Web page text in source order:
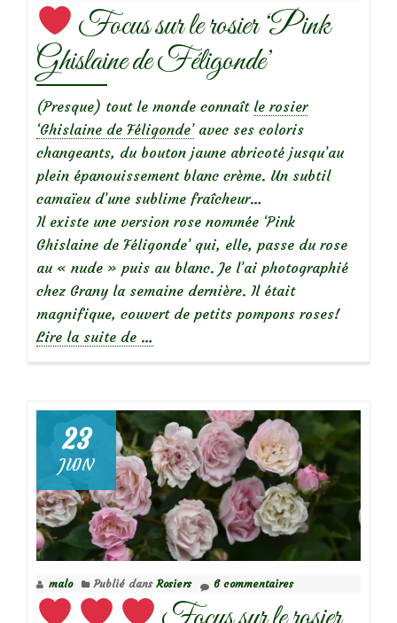
Focus sur le rosier ‘Pink
Ghislaine de Féligonde’
(Presque) tout le monde connaît le rosier
‘Ghislaine de Féligonde’avec ses coloris
changeants, du bouton jaune abricoté jusqu’au
plein épanouissement blanc crème. Un subtil
camaïeu d’une sublime fraîcheur…
Il existe une version rose nommée ‘Pink
Ghislaine de Féligonde’ qui, elle, passe du rose
au « nude » puis au blanc. Je l’ai photographié
chez Grany la semaine dernière. Il était
magnifique, couvert de petits pompons roses!
Lire la suite de
Focus
sur
le
rosier
‘Pink
Ghislaine
de
Féligonde’
…
23
JUIN
malo Publié dans Rosiers 6 commentaires